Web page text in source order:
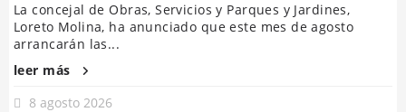
La concejal de Obras, Servicios y Parques y Jardines,
Loreto Molina, ha anunciado que este mes de agosto
arrancarán las...
leer más
8 agosto 2026